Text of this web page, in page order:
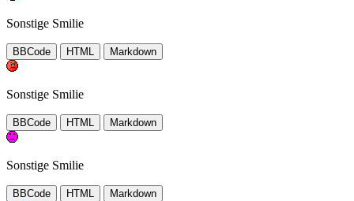
Sonstige Smilie
BBCode HTML Markdown
Sonstige Smilie
BBCode HTML Markdown
Sonstige Smilie
BBCode HTML Markdown